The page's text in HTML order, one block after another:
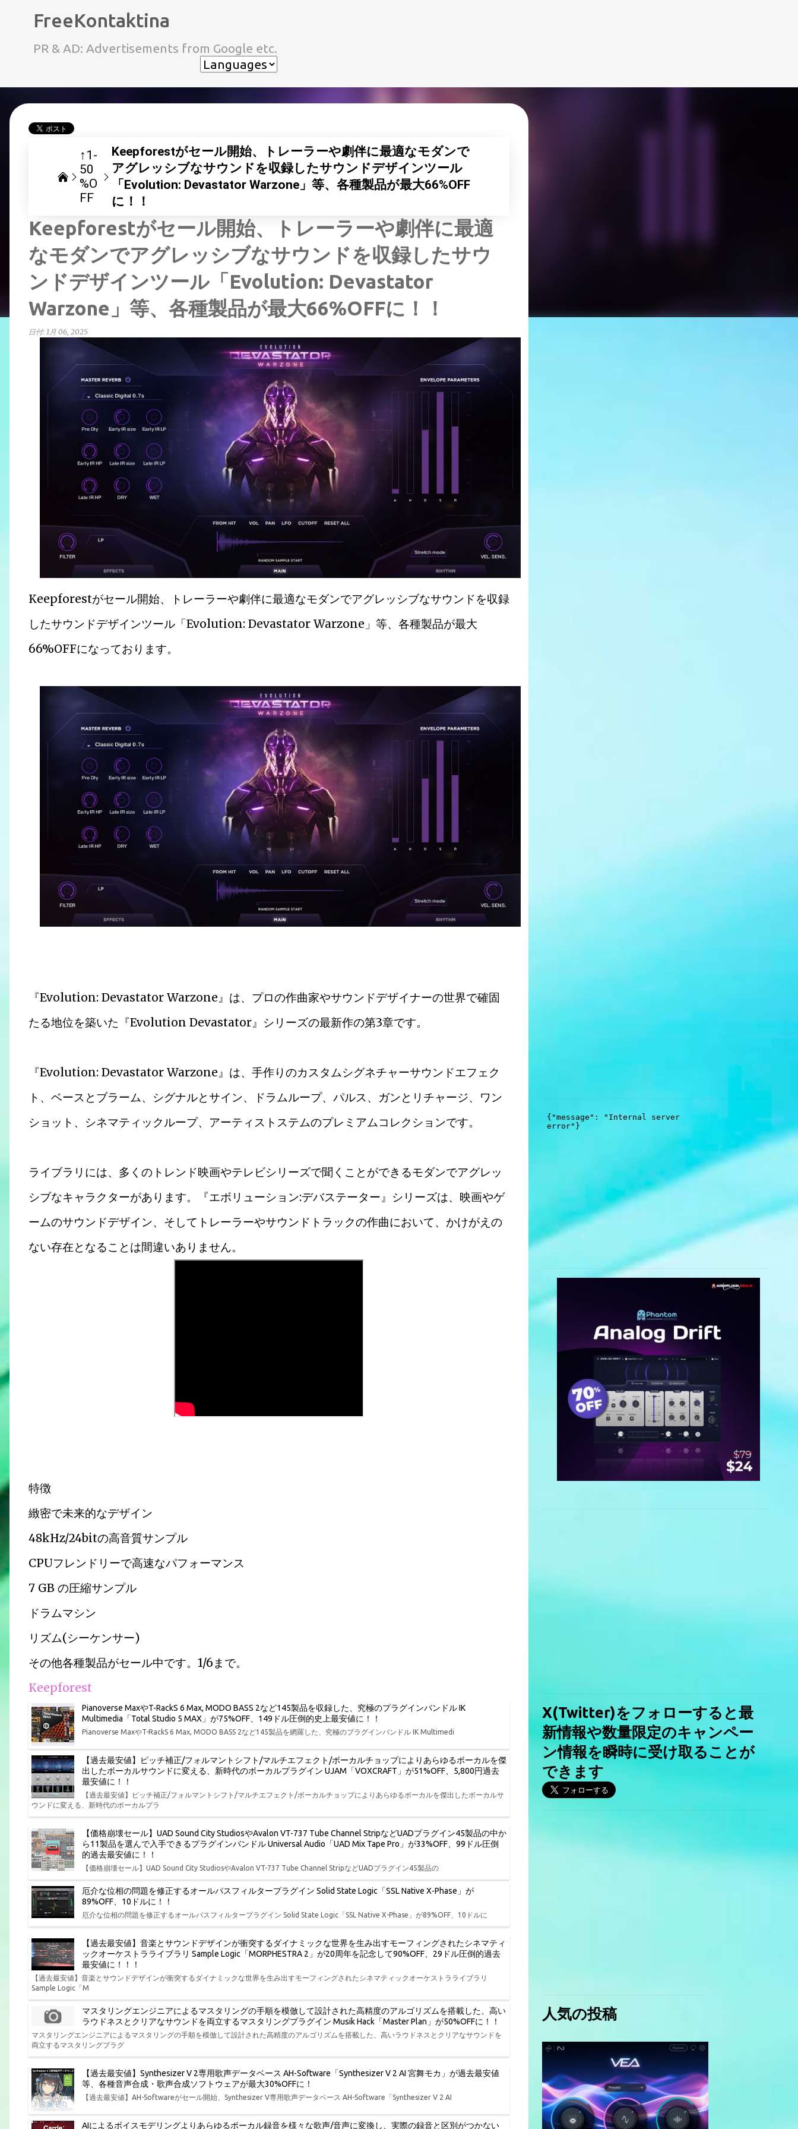
FreeKontaktina
PR & AD: Advertisements from Google etc.
↑1-
50
%O
FF
Keepforestがセール開始、トレーラーや劇伴に最適なモダンで
アグレッシブなサウンドを収録したサウンドデザインツール
「Evolution: Devastator Warzone」等、各種製品が最大66%OFF
に！！
Keepforestがセール開始、トレーラーや劇伴に最適
なモダンでアグレッシブなサウンドを収録したサウ
ンドデザインツール「Evolution: Devastator
Warzone」等、各種製品が最大66%OFFに！！
日付: 1月 06, 2025
Keepforestがセール開始、トレーラーや劇伴に最適なモダンでアグレッシブなサウンドを収録
したサウンドデザインツール「Evolution: Devastator Warzone」等、各種製品が最大
66%OFFになっております。
『Evolution: Devastator Warzone』は、プロの作曲家やサウンドデザイナーの世界で確固
たる地位を築いた『Evolution Devastator』シリーズの最新作の第3章です。
『Evolution: Devastator Warzone』は、手作りのカスタムシグネチャーサウンドエフェク
ト、ベースとブラーム、シグナルとサイン、ドラムループ、パルス、ガンとリチャージ、ワン
ショット、シネマティックループ、アーティストステムのプレミアムコレクションです。
ライブラリには、多くのトレンド映画やテレビシリーズで聞くことができるモダンでアグレッ
シブなキャラクターがあります。『エボリューション:デバステーター』シリーズは、映画やゲ
ームのサウンドデザイン、そしてトレーラーやサウンドトラックの作曲において、かけがえの
ない存在となることは間違いありません。
特徴
緻密で未来的なデザイン
48kHz/24bitの高音質サンプル
CPUフレンドリーで高速なパフォーマンス
7 GB の圧縮サンプル
ドラムマシン
リズム(シーケンサー)
その他各種製品がセール中です。1/6まで。
Keepforest
Pianoverse MaxやT-RackS 6 Max, MODO BASS 2など145製品を収録した、究極のプラグインバンドル IK
Multimedia「Total Studio 5 MAX」が75%OFF、149ドル圧倒的史上最安値に！！
Pianoverse MaxやT-RackS 6 Max, MODO BASS 2など145製品を網羅した、究極のプラグインバンドル IK Multimedi
【過去最安値】ピッチ補正/フォルマントシフト/マルチエフェクト/ボーカルチョップによりあらゆるボーカルを傑
出したボーカルサウンドに変える、新時代のボーカルプラグイン UJAM「VOXCRAFT」が51%OFF、5,800円過去
最安値に！！
【過去最安値】ピッチ補正/フォルマントシフト/マルチエフェクト/ボーカルチョップによりあらゆるボーカルを傑出したボーカルサ
ウンドに変える、新時代のボーカルプラ
【価格崩壊セール】UAD Sound City StudiosやAvalon VT-737 Tube Channel StripなどUADプラグイン45製品の中か
ら11製品を選んで入手できるプラグインバンドル Universal Audio「UAD Mix Tape Pro」が33%OFF、99ドル圧倒
的過去最安値に！！
【価格崩壊セール】UAD Sound City StudiosやAvalon VT-737 Tube Channel StripなどUADプラグイン45製品の
厄介な位相の問題を修正するオールパスフィルタープラグイン Solid State Logic「SSL Native X-Phase」が
89%OFF、10ドルに！！
厄介な位相の問題を修正するオールパスフィルタープラグイン Solid State Logic「SSL Native X-Phase」が89%OFF、10ドルに
【過去最安値】音楽とサウンドデザインが衝突するダイナミックな世界を生み出すモーフィングされたシネマティ
ックオーケストラライブラリ Sample Logic「MORPHESTRA 2」が20周年を記念して90%OFF、29ドル圧倒的過去
最安値に！！！
【過去最安値】音楽とサウンドデザインが衝突するダイナミックな世界を生み出すモーフィングされたシネマティックオーケストラライブラリ
Sample Logic「M
マスタリングエンジニアによるマスタリングの手順を模倣して設計された高精度のアルゴリズムを搭載した、高い
ラウドネスとクリアなサウンドを両立するマスタリングプラグイン Musik Hack「Master Plan」が50%OFFに！！
マスタリングエンジニアによるマスタリングの手順を模倣して設計された高精度のアルゴリズムを搭載した、高いラウドネスとクリアなサウンドを
両立するマスタリングプラグ
【過去最安値】Synthesizer V 2専用歌声データベース AH-Software「Synthesizer V 2 AI 宮舞モカ」が過去最安値
等、各種音声合成・歌声合成ソフトウェアが最大30%OFFに！
【過去最安値】AH-Softwareがセール開始、Synthesizer V専用歌声データベース AH-Software「Synthesizer V 2 AI
AIによるボイスモデリングよりあらゆるボーカル録音を様々な歌声/音声に変換し、実際の録音と区別がつかない
X(Twitter)をフォローすると最
新情報や数量限定のキャンペー
ン情報を瞬時に受け取ることが
できます
人気の投稿